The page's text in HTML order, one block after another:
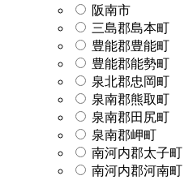
阪南市
三島郡島本町
豊能郡豊能町
豊能郡能勢町
泉北郡忠岡町
泉南郡熊取町
泉南郡田尻町
泉南郡岬町
南河内郡太子町
南河内郡河南町